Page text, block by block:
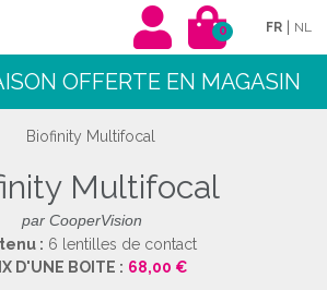
0 FR | NL
OFFERTE EN MAGASIN
Multifocal
par CooperVision
: 6 lentilles de contact
D'UNE BOITE : 68,00 €